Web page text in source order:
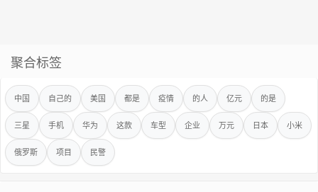
聚合标签
中国 自己的 美国 都是 疫情 的人 亿元 的是
三星 手机 华为 这款 车型 企业 万元 日本 小米
俄罗斯 项目 民警